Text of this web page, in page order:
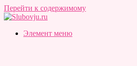
Перейти к содержимому
Slubovju.ru
Бесплатные
Элемент меню